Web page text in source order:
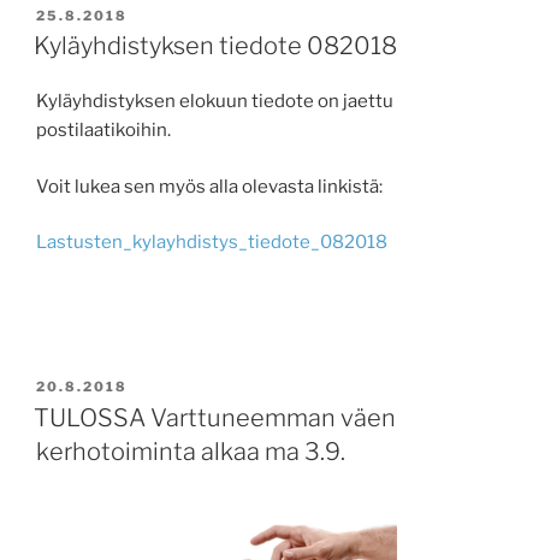
JULKAISTU
25.8.2018
Kyläyhdistyksen tiedote 082018
Kyläyhdistyksen elokuun tiedote on jaettu
postilaatikoihin.
Voit lukea sen myös alla olevasta linkistä:
Lastusten_kylayhdistys_tiedote_082018
JULKAISTU
20.8.2018
TULOSSA Varttuneemman väen
kerhotoiminta alkaa ma 3.9.